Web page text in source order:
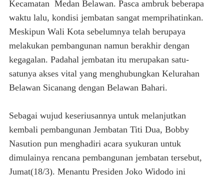
Kecamatan Medan Belawan. Pasca ambruk beberapa
waktu lalu, kondisi jembatan sangat memprihatinkan.
Meskipun Wali Kota sebelumnya telah berupaya
melakukan pembangunan namun berakhir dengan
kegagalan. Padahal jembatan itu merupakan satu-
satunya akses vital yang menghubungkan Kelurahan
Belawan Sicanang dengan Belawan Bahari.
Sebagai wujud keseriusannya untuk melanjutkan
kembali pembangunan Jembatan Titi Dua, Bobby
Nasution pun menghadiri acara syukuran untuk
dimulainya rencana pembangunan jembatan tersebut,
Jumat(18/3). Menantu Presiden Joko Widodo ini